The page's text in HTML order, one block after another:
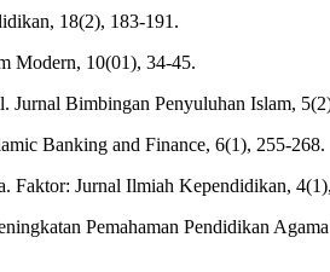
18(2), 183-191.
Modern, 10(01), 34-45.
Bimbingan Penyuluhan Islam,
Banking and Finance, 6(1), 255-268.
Faktor: Jurnal Ilmiah Kependidikan,
Pemahaman Pendidikan